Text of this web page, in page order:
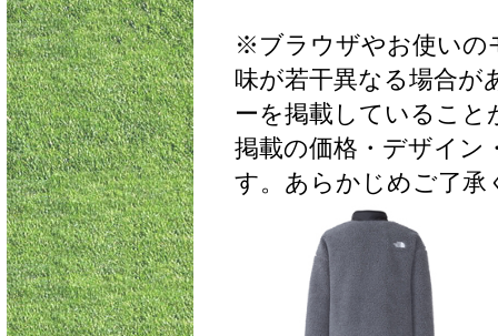
※ブラウザやお使いの
味が若干異なる場合が
ーを掲載していること
掲載の価格・デザイン
す。あらかじめご了承